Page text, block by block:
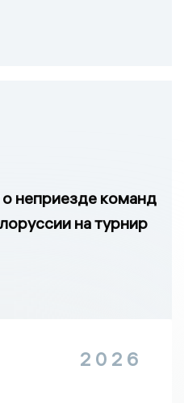
неприезде команд
на турнир
2026